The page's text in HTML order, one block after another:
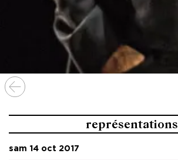
représentations
sam 14 oct 2017